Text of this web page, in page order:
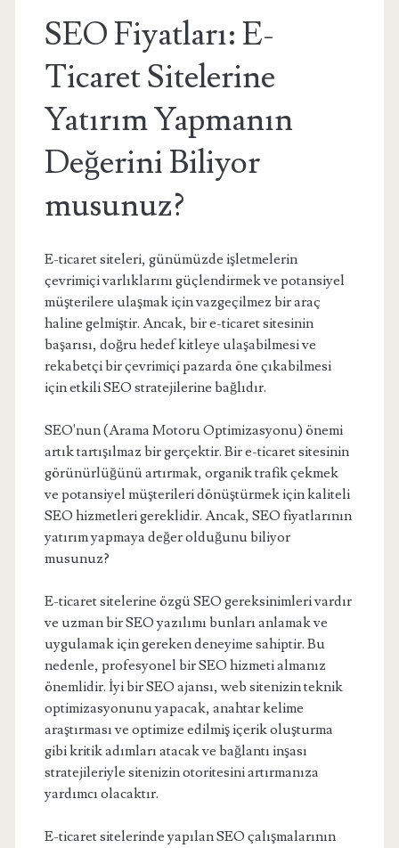
SEO Fiyatları: E-
Ticaret Sitelerine
Yatırım Yapmanın
Değerini Biliyor
musunuz?
E-ticaret siteleri, günümüzde işletmelerin
çevrimiçi varlıklarını güçlendirmek ve potansiyel
müşterilere ulaşmak için vazgeçilmez bir araç
haline gelmiştir. Ancak, bir e-ticaret sitesinin
başarısı, doğru hedef kitleye ulaşabilmesi ve
rekabetçi bir çevrimiçi pazarda öne çıkabilmesi
için etkili SEO stratejilerine bağlıdır.
SEO'nun (Arama Motoru Optimizasyonu) önemi
artık tartışılmaz bir gerçektir. Bir e-ticaret sitesinin
görünürlüğünü artırmak, organik trafik çekmek
ve potansiyel müşterileri dönüştürmek için kaliteli
SEO hizmetleri gereklidir. Ancak, SEO fiyatlarının
yatırım yapmaya değer olduğunu biliyor
musunuz?
E-ticaret sitelerine özgü SEO gereksinimleri vardır
ve uzman bir SEO yazılımı bunları anlamak ve
uygulamak için gereken deneyime sahiptir. Bu
nedenle, profesyonel bir SEO hizmeti almanız
önemlidir. İyi bir SEO ajansı, web sitenizin teknik
optimizasyonunu yapacak, anahtar kelime
araştırması ve optimize edilmiş içerik oluşturma
gibi kritik adımları atacak ve bağlantı inşası
stratejileriyle sitenizin otoritesini artırmanıza
yardımcı olacaktır.
E-ticaret sitelerinde yapılan SEO çalışmalarının